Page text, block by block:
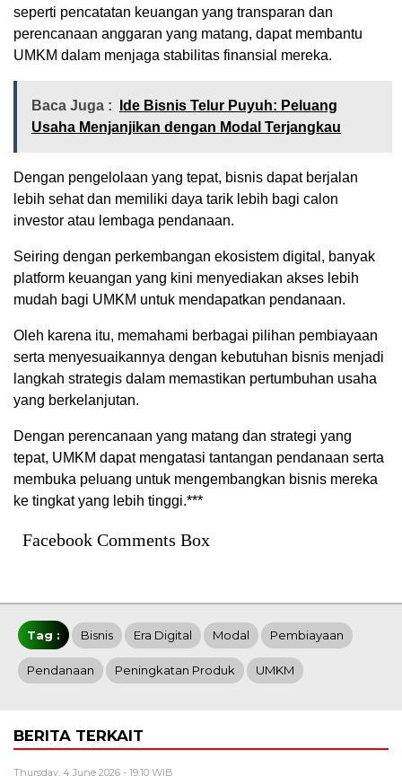
seperti pencatatan keuangan yang transparan dan
perencanaan anggaran yang matang, dapat membantu
UMKM dalam menjaga stabilitas finansial mereka.
Baca Juga :
Ide Bisnis Telur Puyuh: Peluang
Usaha Menjanjikan dengan Modal Terjangkau
Dengan pengelolaan yang tepat, bisnis dapat berjalan
lebih sehat dan memiliki daya tarik lebih bagi calon
investor atau lembaga pendanaan.
Seiring dengan perkembangan ekosistem digital, banyak
platform keuangan yang kini menyediakan akses lebih
mudah bagi UMKM untuk mendapatkan pendanaan.
Oleh karena itu, memahami berbagai pilihan pembiayaan
serta menyesuaikannya dengan kebutuhan bisnis menjadi
langkah strategis dalam memastikan pertumbuhan usaha
yang berkelanjutan.
Dengan perencanaan yang matang dan strategi yang
tepat, UMKM dapat mengatasi tantangan pendanaan serta
membuka peluang untuk mengembangkan bisnis mereka
ke tingkat yang lebih tinggi.***
Facebook Comments Box
Tag : Bisnis Era Digital Modal Pembiayaan
Pendanaan Peningkatan Produk UMKM
BERITA TERKAIT
Thursday, 4 June 2026 - 19:10 WIB